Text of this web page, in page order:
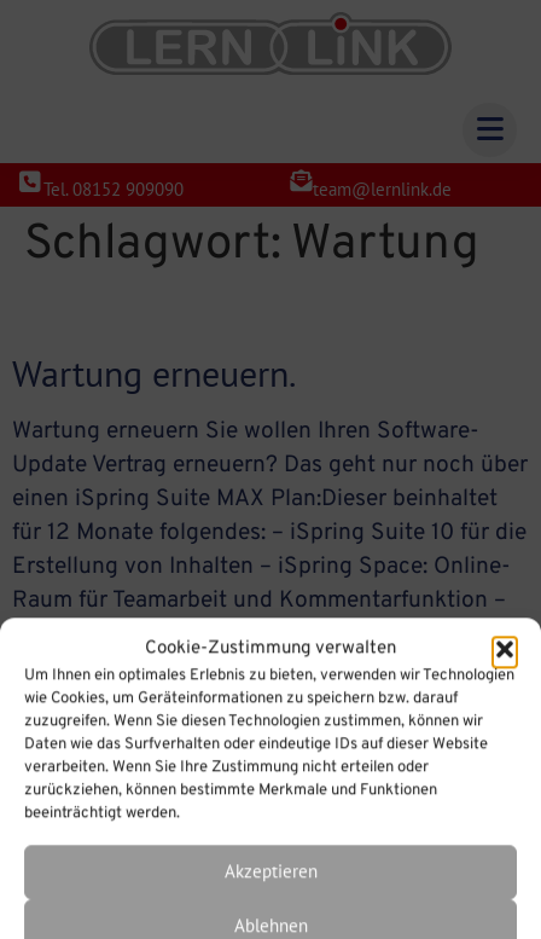
Cookie-Zustimmung verwalten
Um Ihnen ein optimales Erlebnis zu bieten, verwenden wir Technologien
wie Cookies, um Geräteinformationen zu speichern bzw. darauf
zuzugreifen. Wenn Sie diesen Technologien zustimmen, können wir
Daten wie das Surfverhalten oder eindeutige IDs auf dieser Website
verarbeiten. Wenn Sie Ihre Zustimmung nicht erteilen oder
zurückziehen, können bestimmte Merkmale und Funktionen
beeinträchtigt werden.
Akzeptieren
Ablehnen
Tel. 08152 909090 team@lernlink.de
Schlagwort: Wartung
Wartung erneuern.
Wartung erneuern Sie wollen Ihren Software-
Update Vertrag erneuern? Das geht nur noch über
einen iSpring Suite MAX Plan:Dieser beinhaltet
für 12 Monate folgendes: – iSpring Suite 10 für die
Erstellung von Inhalten – iSpring Space: Online-
Raum für Teamarbeit und Kommentarfunktion –
iSpring Page: cloud-basiertes Autorentool zur
Erstellung von Kursen im Browser –
Inhaltsbibiliothek mit über […]